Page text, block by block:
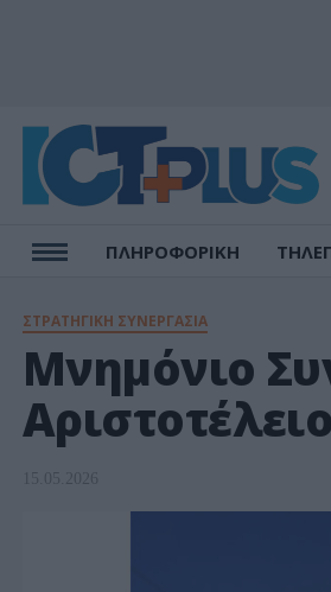
ΠΛΗΡΟΦΟΡΙΚΗ
ΣΤΡΑΤΗΓΙΚΗ ΣΥΝΕΡΓΑΣΙΑ
Μνημόνιο
15.05.2026